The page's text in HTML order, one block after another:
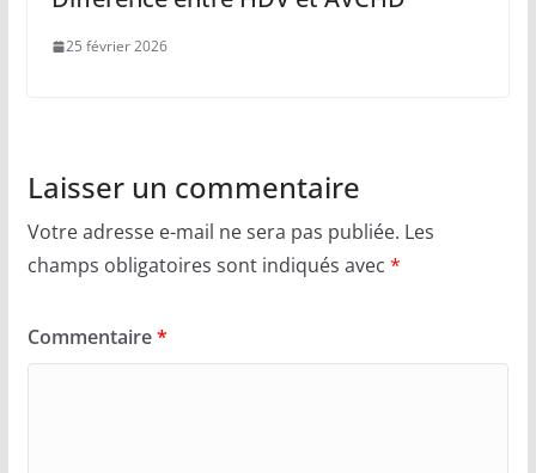
25 février 2026
Laisser un commentaire
Votre adresse e-mail ne sera pas publiée. Les
champs obligatoires sont indiqués avec *
Commentaire*